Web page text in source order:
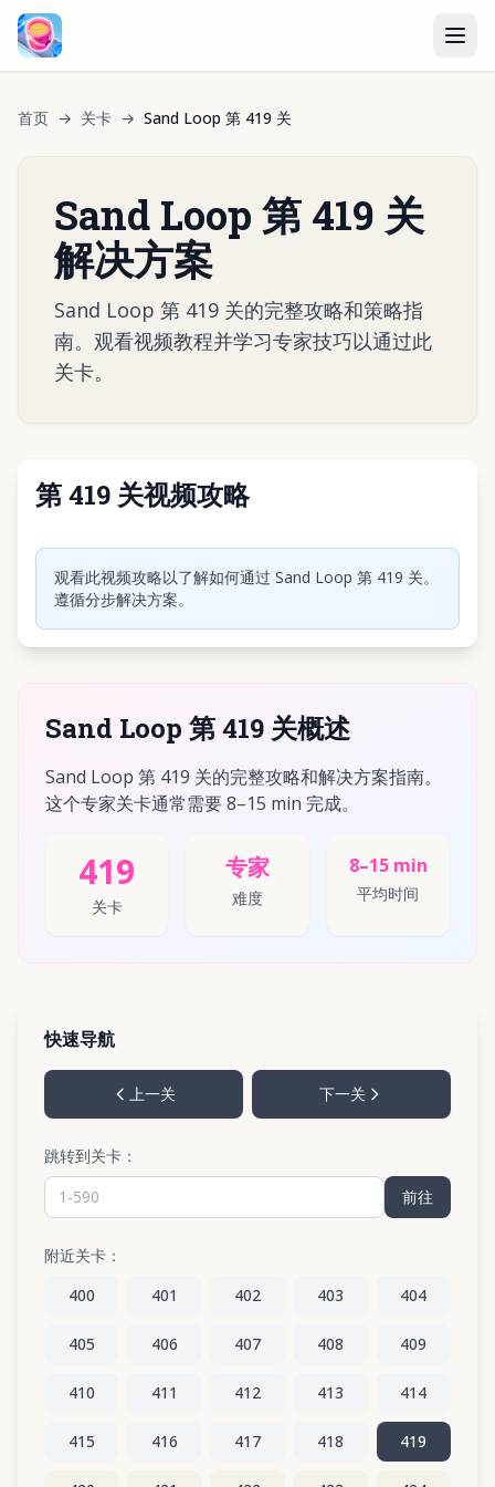
首页 → 关卡 → Sand Loop 第 419 关
Sand Loop 第 419 关
解决方案
Sand Loop 第 419 关的完整攻略和策略指
南。观看视频教程并学习专家技巧以通过此
关卡。
第 419 关视频攻略
点击播放视频
观看此视频攻略以了解如何通过 Sand Loop 第 419 关。
遵循分步解决方案。
Sand Loop 第 419 关概述
Sand Loop 第 419 关的完整攻略和解决方案指南。
这个专家关卡通常需要 8–15 min 完成。
419
关卡
专家
难度
8–15 min
平均时间
快速导航
上一关 下一关
跳转到关卡：
前往
附近关卡：
400
401 402 403 404
405 406 407 408 409
410 411 412 413 414
415 416 417 418 419